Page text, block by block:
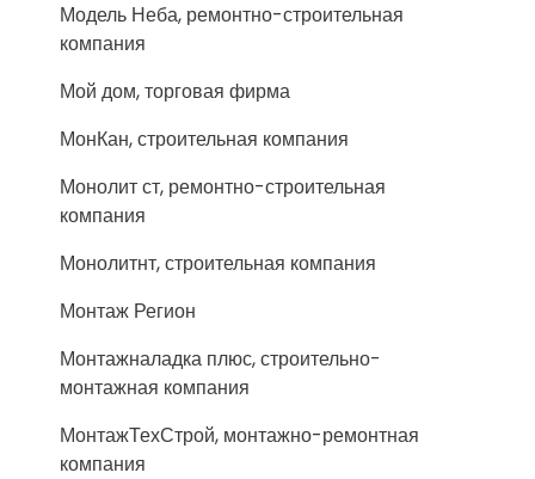
Модель Неба, ремонтно-строительная
компания
Мой дом, торговая фирма
МонКан, строительная компания
Монолит ст, ремонтно-строительная
компания
Монолитнт, строительная компания
Монтаж Регион
Монтажналадка плюс, строительно-
монтажная компания
МонтажТехСтрой, монтажно-ремонтная
компания